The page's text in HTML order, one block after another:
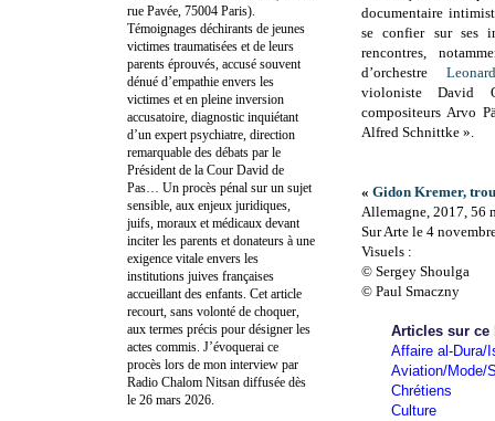
documentaire
se confier sur ses
rencontres,
d’orchestre
violoniste David
compositeurs Arvo
Alfred Schnittke ».
« Gidon Kremer,
Allemagne, 2017, 56
Sur Arte le 4
Visuels :
© Sergey Shoulga
© Paul Smaczny
Articles sur ce
Affaire al-Dura/
Aviation/Mode/
Chrétiens
Culture
rue Pavée, 75004 Paris).
Témoignages déchirants de jeunes
victimes traumatisées et de leurs
parents éprouvés, accusé souvent
dénué d’empathie envers les
victimes et en pleine inversion
accusatoire, diagnostic inquiétant
d’un expert psychiatre, direction
remarquable des débats par le
Président de la Cour David de
Pas… Un procès pénal sur un sujet
sensible, aux enjeux juridiques,
juifs, moraux et médicaux devant
inciter les parents et donateurs à une
exigence vitale envers les
institutions juives françaises
accueillant des enfants. Cet article
recourt, sans volonté de choquer,
aux termes précis pour désigner les
actes commis. J’évoquerai ce
procès lors de mon interview par
Radio Chalom Nitsan diffusée dès
le 26 mars 2026.